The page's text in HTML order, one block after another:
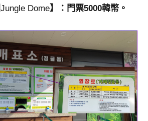
Jungle Dome】：門票5000韓幣。